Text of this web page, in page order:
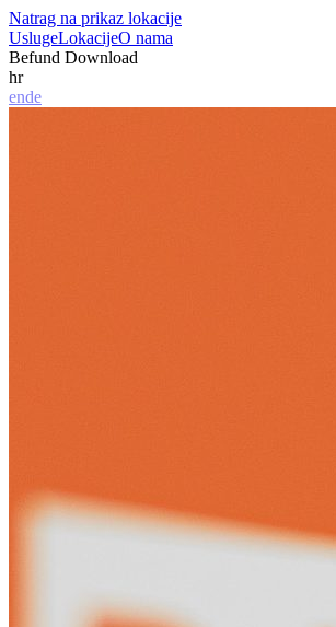
Natrag na prikaz lokacije
UslugeLokacijeO nama
Befund Download
hr
ende